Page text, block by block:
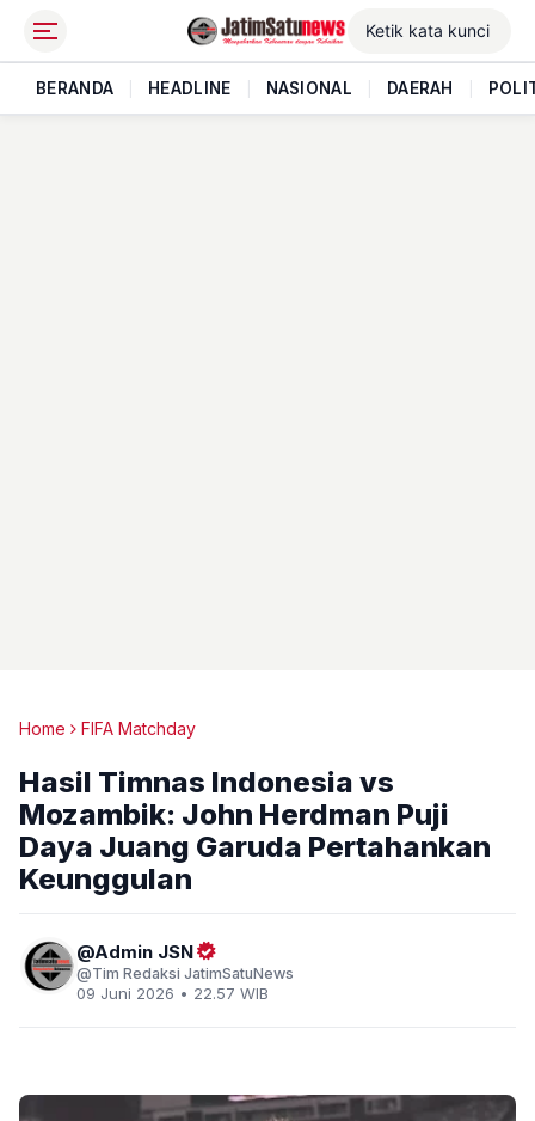
BERANDA HEADLINE NASIONAL DAERAH
Home FIFA Matchday
Hasil Timnas Indonesia vs
Mozambik: John Herdman Puji
Daya Juang Garuda Pertahankan
Keunggulan
Admin JSN
Tim Redaksi JatimSatuNews
09 Juni 2026 • 22.57 WIB